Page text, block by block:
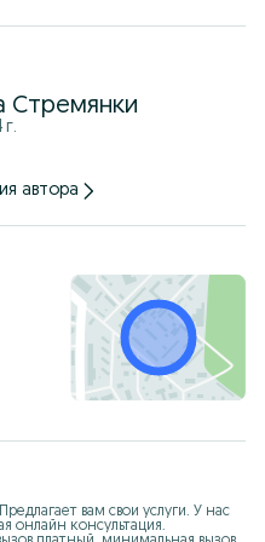
Стремянки
автора
вам свои услуги. У нас
онлайн консультация.